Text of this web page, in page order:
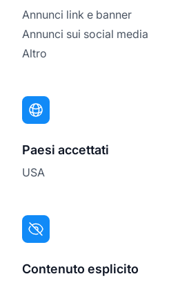
Annunci link e banner
Annunci sui social media
Altro
Paesi accettati
USA
Contenuto esplicito